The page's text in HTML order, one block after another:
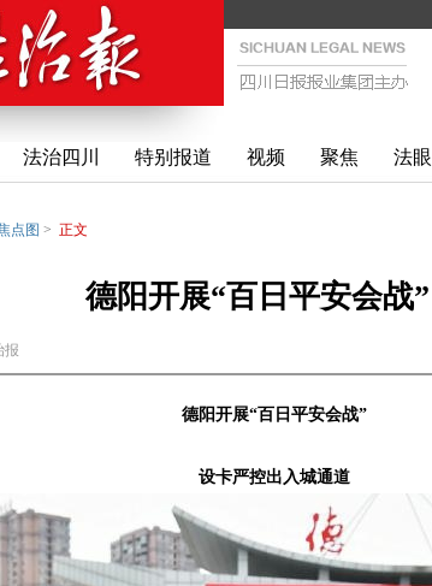
法治四川 特别报道 视频 聚焦 法眼
点图 > 正文
德阳开展“百日平安会战”
报
德阳开展“百日平安会战”
设卡严控出入城通道